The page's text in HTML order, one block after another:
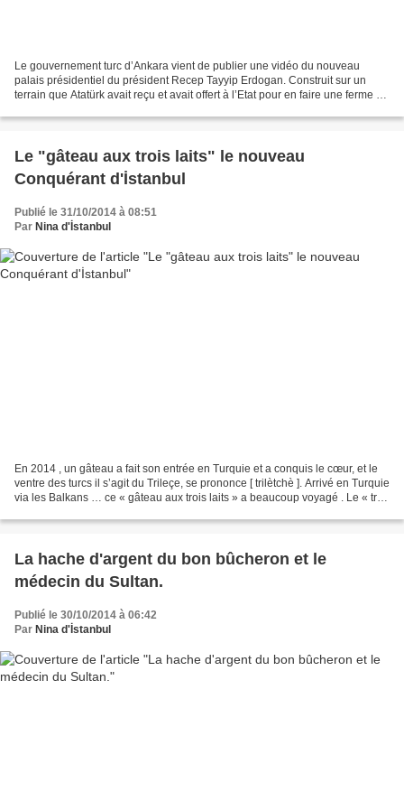
Le gouvernement turc d’Ankara vient de publier une vidéo du nouveau
palais présidentiel du président Recep Tayyip Erdogan. Construit sur un
terrain que Atatürk avait reçu et avait offert à l’Etat pour en faire une ferme et
Le "gâteau aux trois laits" le nouveau
Conquérant d'İstanbul
Publié le 31/10/2014 à 08:51
Par Nina d'İstanbul
En 2014 , un gâteau a fait son entrée en Turquie et a conquis le cœur, et le
ventre des turcs il s’agit du Trileçe, se prononce [ trilètchè ]. Arrivé en Turquie
via les Balkans … ce « gâteau aux trois laits » a beaucoup voyagé . Le « tres
La hache d'argent du bon bûcheron et le
médecin du Sultan.
Publié le 30/10/2014 à 06:42
Par Nina d'İstanbul